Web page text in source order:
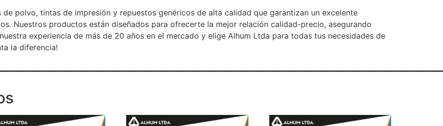
de polvo, tintas de impresión y repuestos genéricos de alta calidad que garantizan un excelente
Nuestros productos están diseñados para ofrecerte la mejor relación calidad-precio, asegurando
experiencia de más de 20 años en el mercado y elige Alhum Ltda para todas tus necesidades de
la diferencia!